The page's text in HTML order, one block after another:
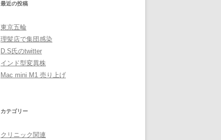
最近の投稿
東京五輪
理髪店で集団感染
D.S氏のtwitter
インド型変異株
Mac mini M1 売り上げ
カテゴリー
クリニック関連